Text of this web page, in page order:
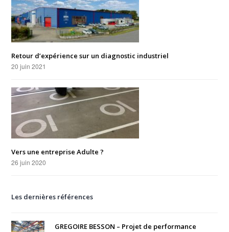
Retour d’expérience sur un diagnostic industriel
20 juin 2021
Vers une entreprise Adulte ?
26 juin 2020
Les dernières références
GREGOIRE BESSON – Projet de performance